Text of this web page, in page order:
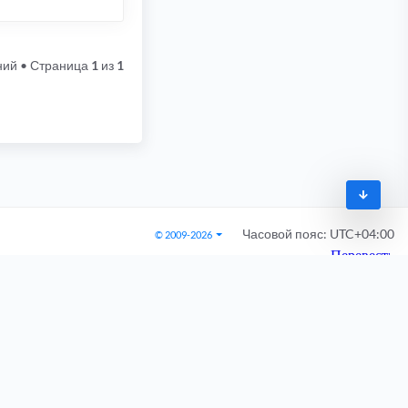
• Страница 1 из 1
© 2009-2026 Часовой пояс: UTC+04:00